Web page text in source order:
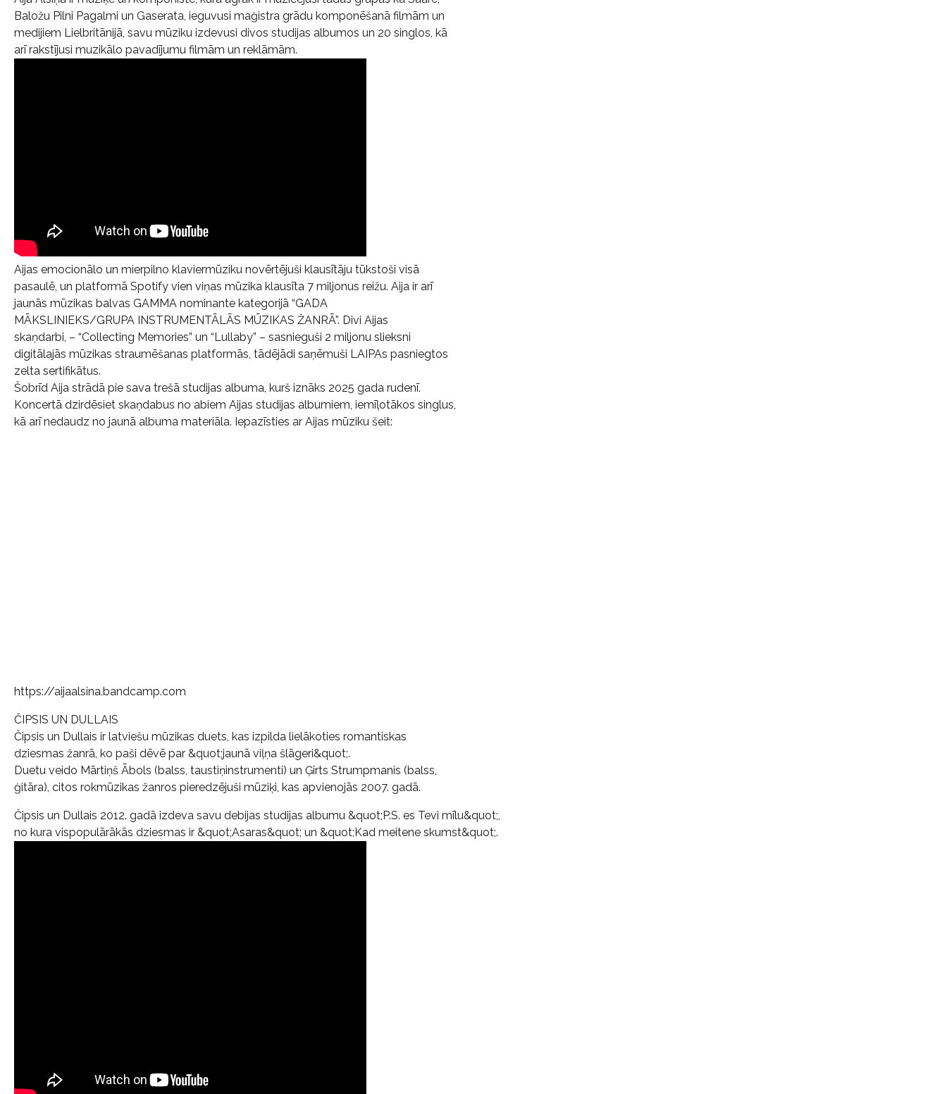
Baložu Pilni Pagalmi un Gaserata, ieguvusi maģistra grādu komponēšanā filmām un
medijiem Lielbritānijā, savu mūziku izdevusi divos studijas albumos un 20 singlos, kā
arī rakstījusi muzikālo pavadījumu filmām un reklāmām.
Aijas emocionālo un mierpilno klaviermūziku novērtējuši klausītāju tūkstoši visā
pasaulē, un platformā Spotify vien viņas mūzika klausīta 7 miljonus reižu. Aija ir arī
jaunās mūzikas balvas GAMMA nominante kategorijā “GADA
MĀKSLINIEKS/GRUPA INSTRUMENTĀLĀS MŪZIKAS ŽANRĀ”. Divi Aijas
skaņdarbi, – “Collecting Memories” un “Lullaby” – sasnieguši 2 miljonu slieksni
digitālajās mūzikas straumēšanas platformās, tādējādi saņēmuši LAIPAs pasniegtos
zelta sertifikātus.
Šobrīd Aija strādā pie sava trešā studijas albuma, kurš iznāks 2025 gada rudenī.
Koncertā dzirdēsiet skaņdabus no abiem Aijas studijas albumiem, iemīļotākos singlus,
kā arī nedaudz no jaunā albuma materiāla. Iepazīsties ar Aijas mūziku šeit:
https://aijaalsina.bandcamp.com
ČIPSIS UN DULLAIS
Čipsis un Dullais ir latviešu mūzikas duets, kas izpilda lielākoties romantiskas
dziesmas žanrā, ko paši dēvē par &quot;jaunā viļņa šlāgeri&quot;.
Duetu veido Mārtiņš Ābols (balss, taustiņinstrumenti) un Ģirts Strumpmanis (balss,
ģitāra), citos rokmūzikas žanros pieredzējuši mūziķi, kas apvienojās 2007. gadā.
Čipsis un Dullais 2012. gadā izdeva savu debijas studijas albumu &quot;P.S. es Tevi mīlu&quot;,
no kura vispopulārākās dziesmas ir &quot;Asaras&quot; un &quot;Kad meitene skumst&quot;.